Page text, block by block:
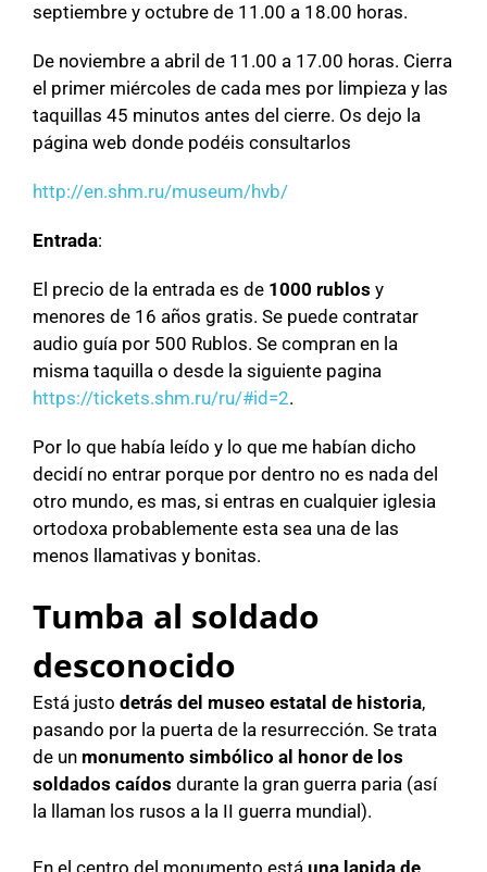
septiembre y octubre de 11.00 a 18.00 horas.
De noviembre a abril de 11.00 a 17.00 horas. Cierra
el primer miércoles de cada mes por limpieza y las
taquillas 45 minutos antes del cierre. Os dejo la
página web donde podéis consultarlos
http://en.shm.ru/museum/hvb/
Entrada:
El precio de la entrada es de 1000 rublos y
menores de 16 años gratis. Se puede contratar
audio guía por 500 Rublos. Se compran en la
misma taquilla o desde la siguiente pagina
https://tickets.shm.ru/ru/#id=2.
Por lo que había leído y lo que me habían dicho
decidí no entrar porque por dentro no es nada del
otro mundo, es mas, si entras en cualquier iglesia
ortodoxa probablemente esta sea una de las
menos llamativas y bonitas.
Tumba al soldado
desconocido
Está justo detrás del museo estatal de historia,
pasando por la puerta de la resurrección. Se trata
de un monumento simbólico al honor de los
soldados caídos durante la gran guerra paria (así
la llaman los rusos a la II guerra mundial).